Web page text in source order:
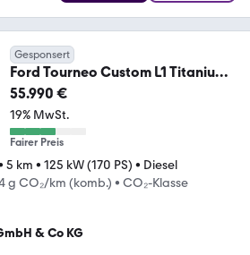
Gesponsert
Ford Tourneo Custom L1 Titanium
X FWD
55.990 €
19% MwSt.
Fairer Preis
5 km • 125 kW (170 PS) • Diesel
g CO₂/km (komb.) • CO₂-Klasse
& Co KG